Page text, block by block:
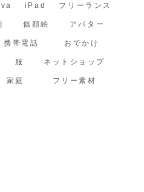
iPad フリーランス
似顔絵 アバター
携帯電話 おでかけ
服 ネットショップ
家庭 フリー素材